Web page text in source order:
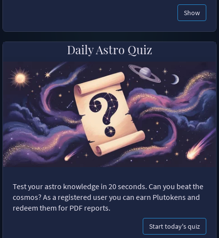
Show
Daily Astro Quiz
Test your astro knowledge in 20 seconds. Can you beat the
cosmos? As a registered user you can earn Plutokens and
redeem them for PDF reports.
Start today's quiz